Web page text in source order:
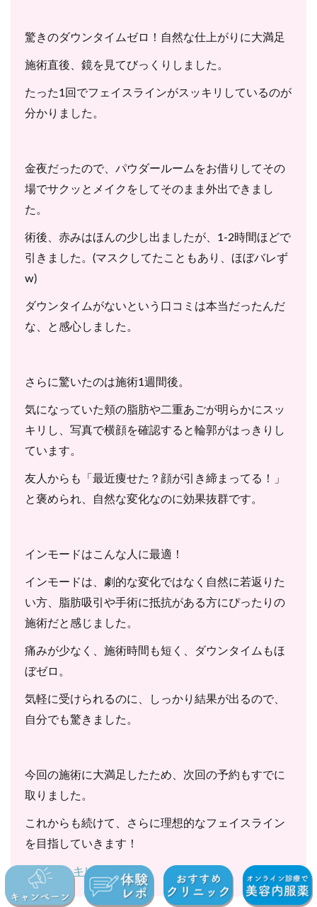
驚きのダウンタイムゼロ！自然な仕上がりに大満足
施術直後、鏡を見てびっくりしました。
たった1回でフェイスラインがスッキリしているのが
分かりました。
金夜だったので、パウダールームをお借りしてその
場でサクッとメイクをしてそのまま外出できまし
た。
術後、赤みはほんの少し出ましたが、1-2時間ほどで
引きました。(マスクしてたこともあり、ほぼバレず
w)
ダウンタイムがないという口コミは本当だったんだ
な、と感心しました。
さらに驚いたのは施術1週間後。
気になっていた頬の脂肪や二重あごが明らかにスッ
キリし、写真で横顔を確認すると輪郭がはっきりし
ています。
友人からも「最近痩せた？顔が引き締まってる！」
と褒められ、自然な変化なのに効果抜群です。
インモードはこんな人に最適！
インモードは、劇的な変化ではなく自然に若返りた
い方、脂肪吸引や手術に抵抗がある方にぴったりの
施術だと感じました。
痛みが少なく、施術時間も短く、ダウンタイムもほ
ぼゼロ。
気軽に受けられるのに、しっかり結果が出るので、
自分でも驚きました。
今回の施術に大満足したため、次回の予約もすでに
取りました。
これからも続けて、さらに理想的なフェイスライン
を目指していきます！
参照元：キレイレポ